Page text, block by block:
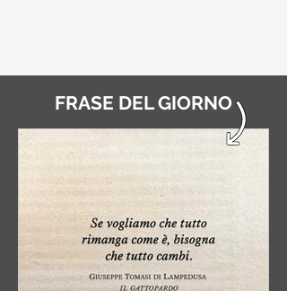
FRASE DEL GIORNO